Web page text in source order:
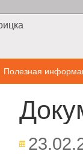
Полезная